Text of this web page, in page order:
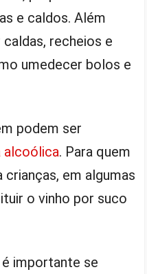
e caldos. Além
recheios e
umedecer bolos e
podem ser
alcoólica. Para quem
em algumas
o vinho por suco
é importante se